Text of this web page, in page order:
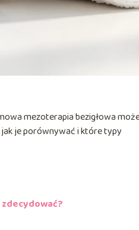
mezoterapia bezigłowa
jak je porównywać i które typy